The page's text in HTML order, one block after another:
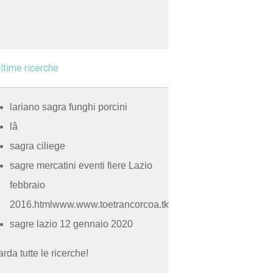
ricerche
lariano sagra funghi porcini
lâ
sagra ciliege
sagre mercatini eventi fiere Lazio
febbraio
2016.htmlwww.www.toetrancorcoa.tk
sagre lazio 12 gennaio 2020
tutte le ricerche!